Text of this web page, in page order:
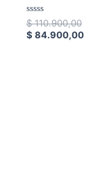
Valorado
con
0
$110.900,00
$ 84.900,00